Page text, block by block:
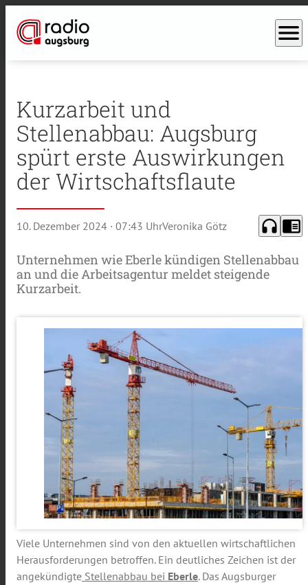
menu
Kurzarbeit und
Stellenabbau: Augsburg
spürt erste Auswirkungen
der Wirtschaftsflaute
10. Dezember 2024 · 07:43 UhrVeronika Götz headphones chrome_reader_mode
Unternehmen wie Eberle kündigen Stellenabbau
an und die Arbeitsagentur meldet steigende
Kurzarbeit.
Viele Unternehmen sind von den aktuellen wirtschaftlichen
Herausforderungen betroffen. Ein deutliches Zeichen ist der
angekündigte Stellenabbau bei Eberle. Das Augsburger